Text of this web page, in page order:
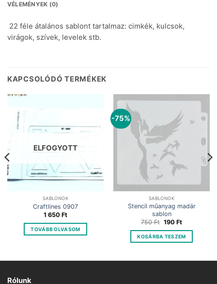
VÉLEMÉNYEK (0)
22 féle átalános sablont tartalmaz: cimkék, kulcsok,
virágok, szívek, levelek stb.
KAPCSOLÓDÓ TERMÉKEK
ELFOGYOTT
SABLONOK
Craftlines 0907
1 650 Ft
TOVÁBB OLVASOM
-75%
SABLONOK
Stencil műanyag madár
sablon
750Ft Original
was:
750 Ft.
190 FtCurrent
is:
190 Ft.
KOSÁRBA TESZEM
Rólunk